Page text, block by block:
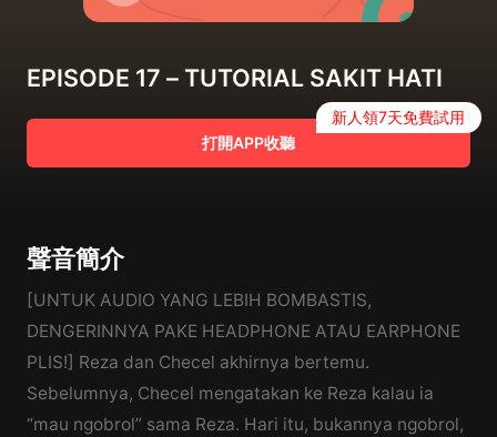
EPISODE 17 – TUTORIAL SAKIT HATI
打開APP收聽
新人領7天免費試用
聲音簡介
[UNTUK AUDIO YANG LEBIH BOMBASTIS,
DENGERINNYA PAKE HEADPHONE ATAU EARPHONE
PLIS!] Reza dan Checel akhirnya bertemu.
Sebelumnya, Checel mengatakan ke Reza kalau ia
“mau ngobrol” sama Reza. Hari itu, bukannya ngobrol,